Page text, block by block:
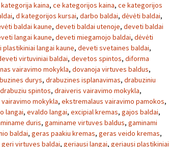
kaina, ce kategorijos kaina, ce kategorijos
, d kategorijos kursai, darbo baldai, dėvėti baldai,
baldai kaune, deveti baldai utenoje, deveti baldai
langai kaune, deveti miegamojo baldai, dėvėti
langai kaune, deveti svetaines baldai,
virtuviniai baldai, devetos spintos, diforma
vairavimo mokykla, dovanoja virtuves baldus,
durys, drabuzines isplanavimas, drabuziniu
drabuziu spintos, draiveris vairavimo mokykla,
mokykla, ekstremalaus vairavimo pamokos,
langai, evaldo langai, excipial kremas, gajos baldai,
duris, gaminame virtuves baldus, gaminami
baldai, geras paakiu kremas, geras veido kremas,
geri virtuves baldai, geriausi langai, geriausi plastikiniai